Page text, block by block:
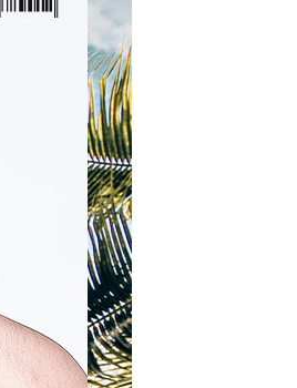
護人之同意方可使用
損失，本公司不負相關責
號之用戶狀況，依本公司
之情形，本公司將視審查
。若發現惡意使用之情
使用額度並採取法律行